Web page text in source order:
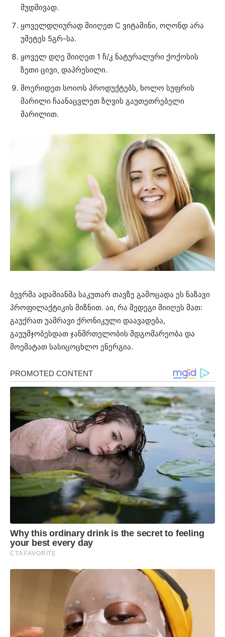
მუდმივად.
ყოველდღიურად მიიღეთ С ვიტამინი, ოღონდ არა
უმეტეს 5გრ-სა.
ყოველ დღე მიიღეთ 1 ჩ/კ ნატურალური ქოქოსის
ზეთი ცივი, დაპრესილი.
მოერიდეთ სოიოს პროდუქტებს, ხოლო სუფრის
მარილი ჩაანაცვლეთ ზღვის გაუთეთრებელი
მარილით.
ბევრმა ადამიანმა საკუთარ თავზე გამოცადა ეს ნაზავი
პროფილაქტიკის მიზნით. აი, რა შედეგი მიიღეს მათ:
გაუქრათ უამრავი ქრონიკული დაავადება,
გაუუმჯობესდათ ჯანმრთელობის მდგომარეობა და
მოემატათ სასიცოცხლო ენერგია.